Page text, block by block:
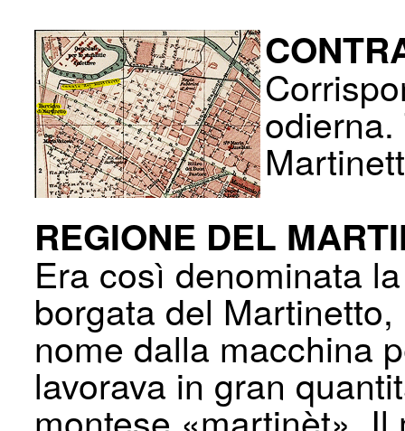
REGIONE DEL
Era così denominata
borgata del
nome dalla macchina
lavorava in gran